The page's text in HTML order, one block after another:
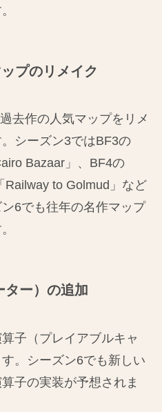
プのリメイク
去作の人気マップをリメ
シーズン3ではBF3の
Bazaar」、BF4の
Railway to Golmud」など
6でも往年の名作マップ
ター）の追加
子（プレイアブルキャ
。シーズン6でも新しい
子の実装が予想されま